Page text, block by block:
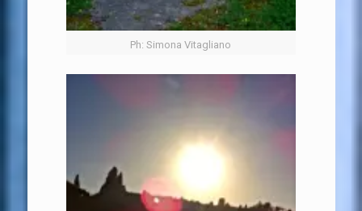
Ph: Simona Vitagliano